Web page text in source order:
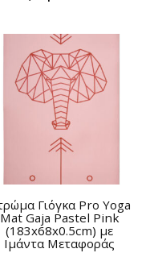
Γιόγκα Pro Yoga
Mat Gaja Pastel Pink
(183x68x0.5cm) με
Ιμάντα Μεταφοράς